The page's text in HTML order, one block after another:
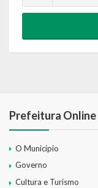
Prefeitura Online
O Município
Governo
Cultura e Turismo